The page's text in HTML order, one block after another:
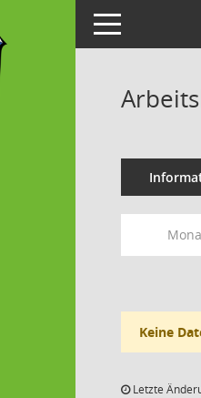
Toggle navigation
Keine
Letzte